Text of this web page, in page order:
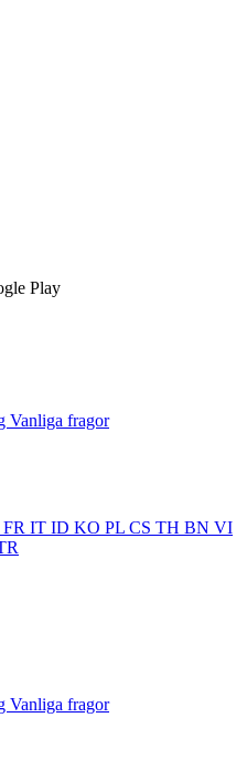
Play
Vanliga fragor
FR IT ID KO PL CS TH BN VI
Vanliga fragor